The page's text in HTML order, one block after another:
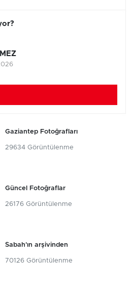
Gaziantep Fotoğrafları
29634 Görüntülenme
Güncel Fotoğraflar
26176 Görüntülenme
Sabah'ın arşivinden
70126 Görüntülenme